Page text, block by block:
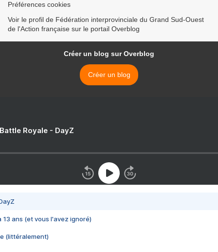
Préférences cookies
Voir le profil de Fédération interprovinciale du Grand Sud-Ouest
de l'Action française sur le portail Overblog
Créer un blog sur Overblog
Créer un blog
Royale - DayZ
13 ans (et vous l'avez ignoré)
(littéralement)